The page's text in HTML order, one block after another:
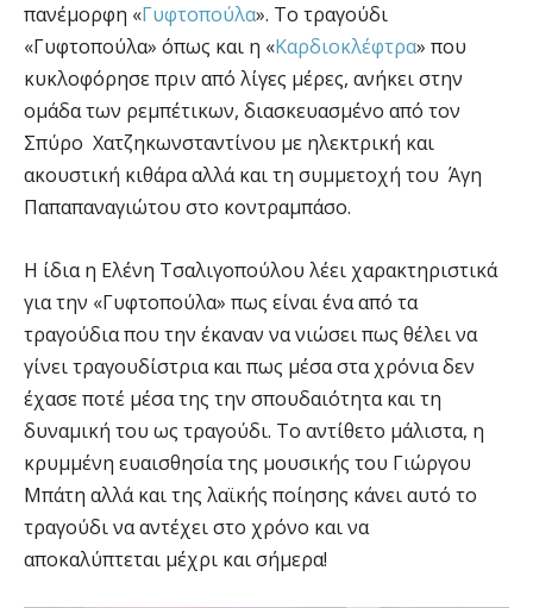
πανέμορφη «Γυφτοπούλα». Το τραγούδι
«Γυφτοπούλα» όπως και η «Καρδιοκλέφτρα» που
κυκλοφόρησε πριν από λίγες μέρες, ανήκει στην
ομάδα των ρεμπέτικων, διασκευασμένο από τον
Σπύρο Χατζηκωνσταντίνου με ηλεκτρική και
ακουστική κιθάρα αλλά και τη συμμετοχή του Άγη
Παπαπαναγιώτου στο κοντραμπάσο.
Η ίδια η Ελένη Τσαλιγοπούλου λέει χαρακτηριστικά
για την «Γυφτοπούλα» πως είναι ένα από τα
τραγούδια που την έκαναν να νιώσει πως θέλει να
γίνει τραγουδίστρια και πως μέσα στα χρόνια δεν
έχασε ποτέ μέσα της την σπουδαιότητα και τη
δυναμική του ως τραγούδι. Το αντίθετο μάλιστα, η
κρυμμένη ευαισθησία της μουσικής του Γιώργου
Μπάτη αλλά και της λαϊκής ποίησης κάνει αυτό το
τραγούδι να αντέχει στο χρόνο και να
αποκαλύπτεται μέχρι και σήμερα!